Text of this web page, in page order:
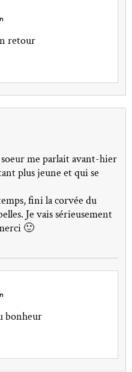
retour
me parlait avant-hier
plus jeune et qui se
fini la corvée du
Je vais sérieusement
🙂
bonheur